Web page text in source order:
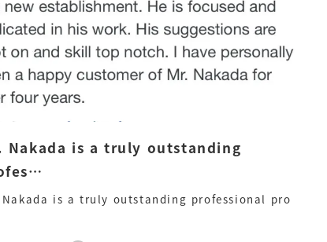
Nakada is a truly outstanding
Nakada is a truly outstanding professional pro